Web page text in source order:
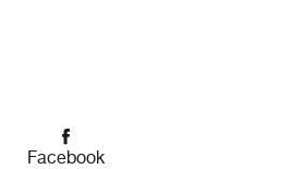
Facebook